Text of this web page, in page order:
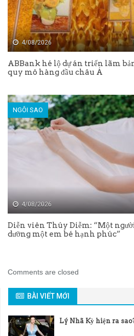
4/08/2026
ABBank hé lộ dự án triển lãm
quy mô hàng đầu châu Á
NGÔI SAO
4/08/2026
Diễn viên Thúy Diễm: “Một
dưỡng một em bé hạnh phúc”
Comments are closed
BÀI VIẾT MỚI
Lý Nhã Kỳ hiện ra